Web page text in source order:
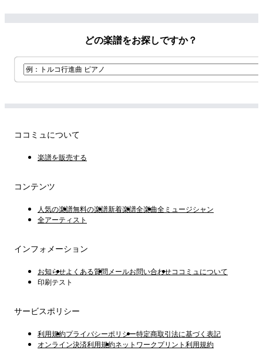
どの楽譜をお探しですか？
ココミュについて
楽譜を販売する
コンテンツ
人気の楽譜無料の楽譜新着楽譜全楽曲全ミュージシャン
全アーティスト
インフォメーション
お知らせよくある質問 メールお問い合わせココミュについて
印刷テスト
サービスポリシー
利用規約プライバシーポリシー特定商取引法に基づく表記
オンライン決済利用規約ネットワークプリント利用規約